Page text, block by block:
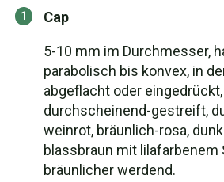
Cap
5-10 mm im Durchmesser,
parabolisch bis konvex, in
abgeflacht oder
durchscheinend-gestreift,
weinrot, bräunlich-rosa,
blassbraun mit lilafarbenem
bräunlicher werdend.